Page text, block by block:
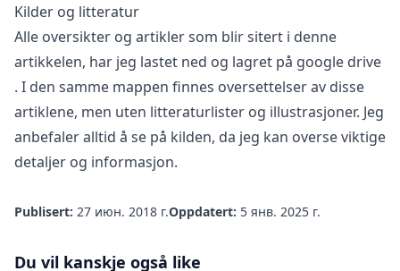
Kilder og litteratur
Alle oversikter og artikler som blir sitert i denne
artikkelen, har jeg lastet ned og lagret på google drive
. I den samme mappen finnes oversettelser av disse
artiklene, men uten litteraturlister og illustrasjoner. Jeg
anbefaler alltid å se på kilden, da jeg kan overse viktige
detaljer og informasjon.
Publisert: 27 июн. 2018 г.Oppdatert: 5 янв. 2025 г.
Du vil kanskje også like